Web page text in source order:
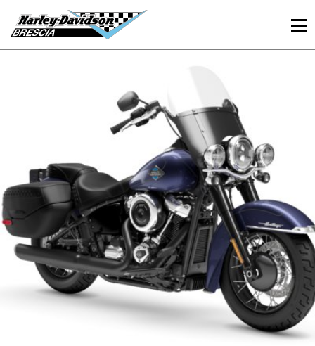
030 3366984 Viale Sant’Eufemia, 26 - Brescia